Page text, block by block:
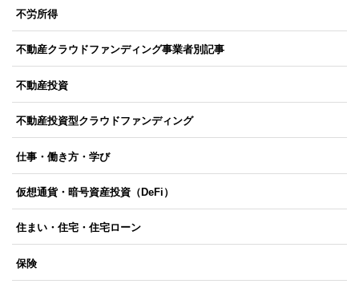
不労所得
不動産クラウドファンディング事業者別記事
不動産投資
不動産投資型クラウドファンディング
仕事・働き方・学び
仮想通貨・暗号資産投資（DeFi）
住まい・住宅・住宅ローン
保険